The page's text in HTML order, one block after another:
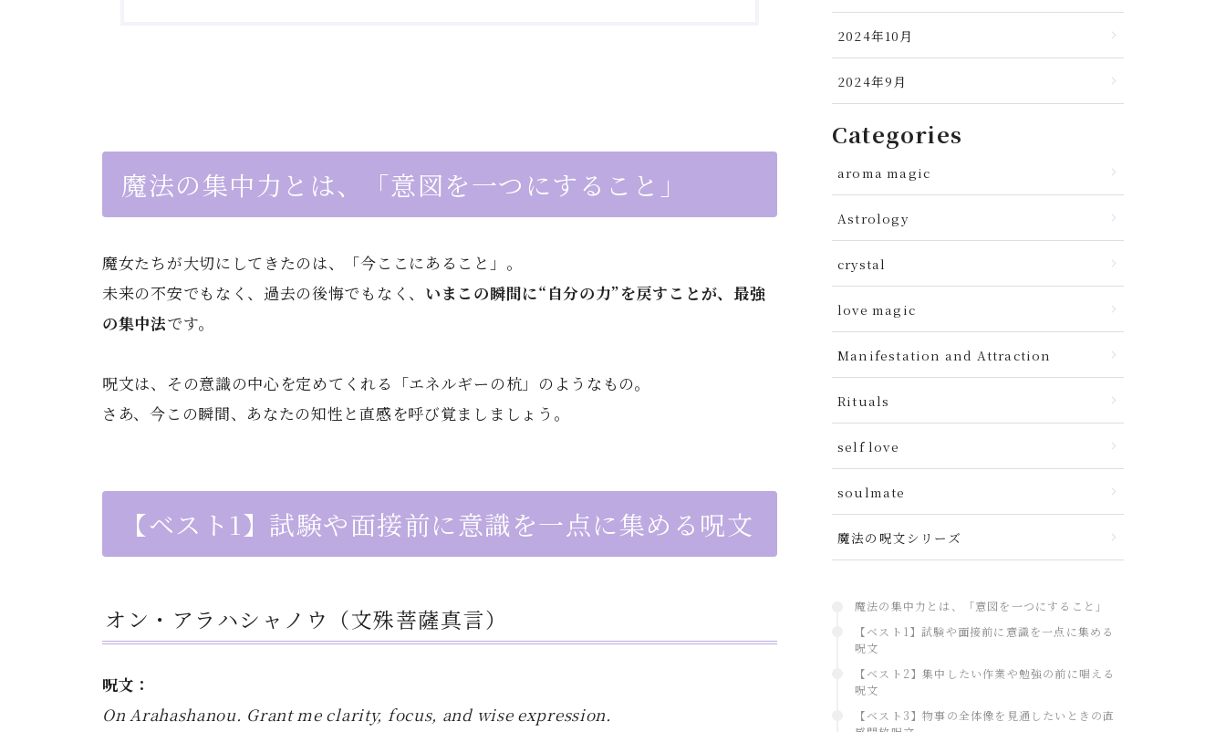
魔法の集中力とは、「意図を一つにすること」
魔女たちが大切にしてきたのは、「今ここにあること」。
未来の不安でもなく、過去の後悔でもなく、 いまこの瞬間に“自分の力”を戻すことが、最強
の集中法です。
呪文は、その意識の中心を定めてくれる「エネルギーの杭」のようなもの。
さあ、今この瞬間、あなたの知性と直感を呼び覚ましましょう。
【ベスト1】試験や面接前に意識を一点に集める呪文
オン・アラハシャノウ（文殊菩薩真言）
呪文：
On Arahashanou. Grant me clarity, focus, and wise expression.
2024年10月
2024年9月
Categories
aroma magic
Astrology
crystal
love magic
Manifestation and Attraction
Rituals
self love
soulmate
魔法の呪文シリーズ
魔法の集中力とは、「意図を一つにすること」
【ベスト1】試験や面接前に意識を一点に集める
呪文
【ベスト2】集中したい作業や勉強の前に唱える
呪文
【ベスト3】物事の全体像を見通したいときの直